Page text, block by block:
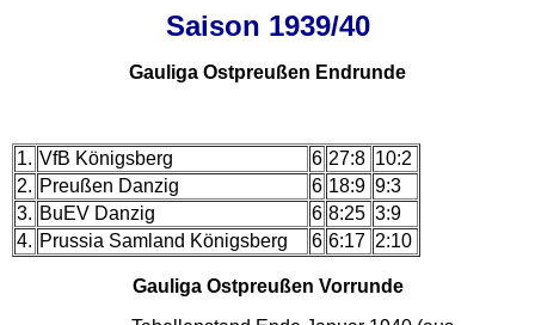
Saison 1939/40
Gauliga Ostpreußen Endrunde
1. VfB Königsberg 6 27:8 10:2
2. Preußen Danzig 6 18:9 9:3
3. BuEV Danzig 6 8:25 3:9
4. Prussia Samland Königsberg 6 6:17 2:10
Gauliga Ostpreußen Vorrunde